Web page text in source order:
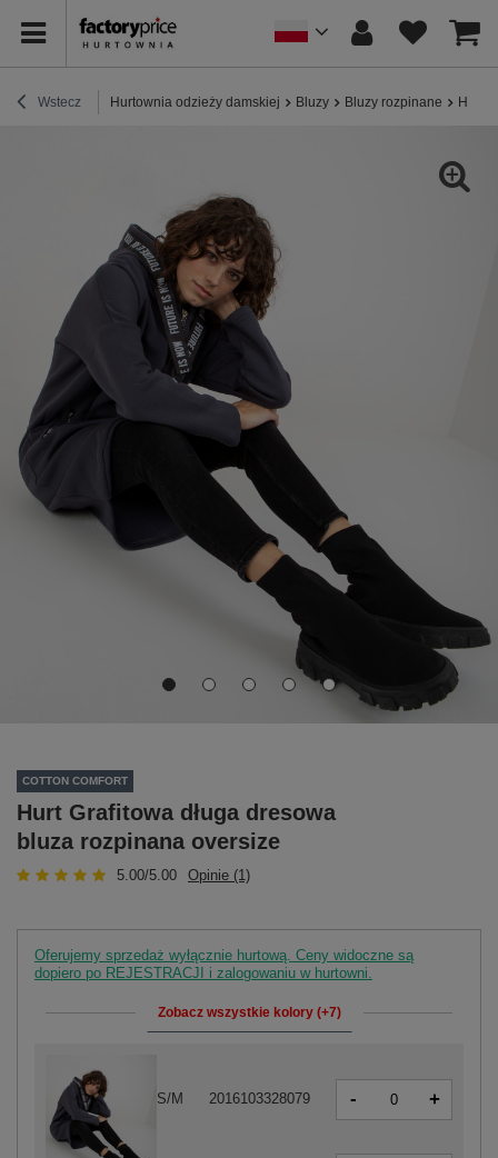
Wstecz Hurtownia odzieży damskiej Bluzy Bluzy rozpinane Hurt
COTTON COMFORT
Hurt Grafitowa długa dresowa
bluza rozpinana oversize
5.00/5.00 Opinie (1)
Oferujemy sprzedaż wyłącznie hurtową. Ceny widoczne są
dopiero po REJESTRACJI i zalogowaniu w hurtowni.
Zobacz wszystkie kolory (+7)
S/M 2016103328079 - +